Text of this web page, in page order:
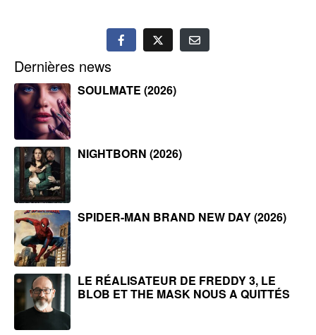
Dernières news
SOULMATE (2026)
NIGHTBORN (2026)
SPIDER-MAN BRAND NEW DAY (2026)
LE RÉALISATEUR DE FREDDY 3, LE
BLOB ET THE MASK NOUS A QUITTÉS